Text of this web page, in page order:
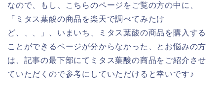
なので、もし、こちらのページをご覧の方の中に、
「ミタス葉酸の商品を楽天で調べてみたけ
ど、、、」、いまいち、ミタス葉酸の商品を購入する
ことができるページが分からなかった、とお悩みの方
は、記事の最下部にてミタス葉酸の商品をご紹介させ
ていただくので参考にしていただけると幸いです♪